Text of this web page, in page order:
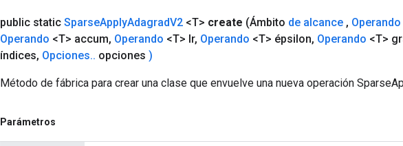
public static SparseApplyAdagradV2 <T> create (Ámbito de alcance , Operando
Operando <T> accum, Operando <T> lr, Operando <T> épsilon, Operando <T>
índices, Opciones.. opciones )
Método de fábrica para crear una clase que envuelve una nueva operación
Parámetros